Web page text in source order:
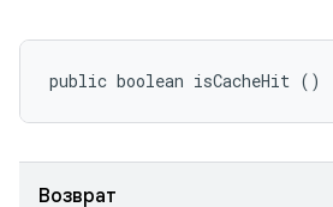
public boolean isCacheHit ()
Возврат